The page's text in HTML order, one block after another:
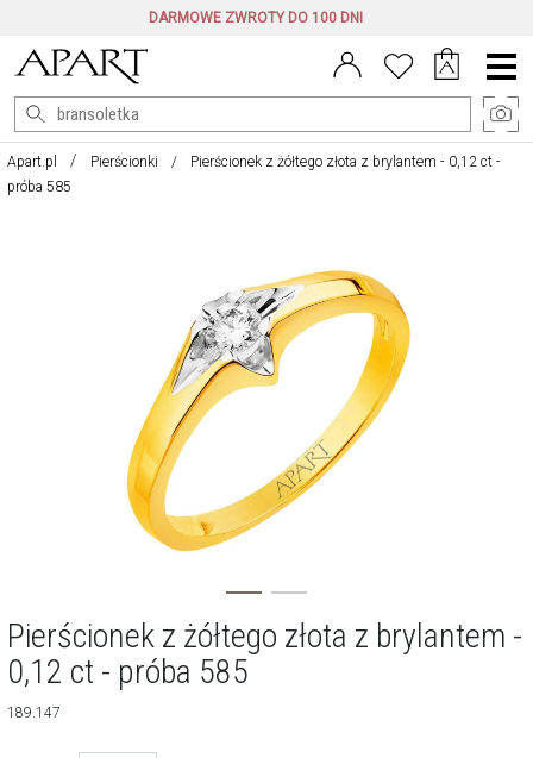
DARMOWE ZWROTY DO 100 DNI
Menu
główne
Apart.pl Pierścionki
Pierścionek z żółtego złota z brylantem - 0,12 ct -
próba 585
Pierścionek z żółtego złota z brylantem -
0,12 ct - próba 585
189.147